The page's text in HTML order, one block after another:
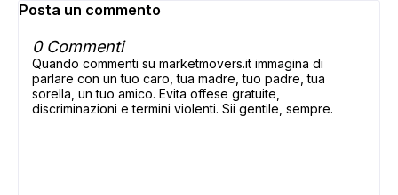
Posta un commento
0 Commenti
Quando commenti su marketmovers.it immagina di
parlare con un tuo caro, tua madre, tuo padre, tua
sorella, un tuo amico. Evita offese gratuite,
discriminazioni e termini violenti. Sii gentile, sempre.